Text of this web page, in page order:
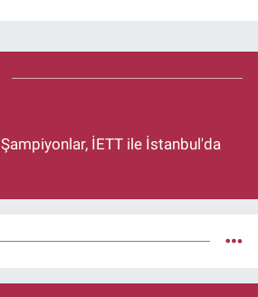
Şampiyonlar, İETT ile İstanbul'da